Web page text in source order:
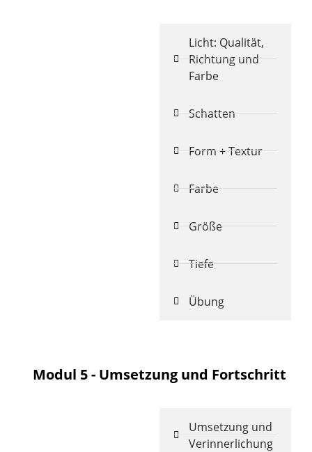
Licht: Qualität,
Richtung und
Farbe
Schatten
Form + Textur
Farbe
Größe
Tiefe
Übung
Modul 5 - Umsetzung und Fortschritt
Umsetzung und
Verinnerlichung